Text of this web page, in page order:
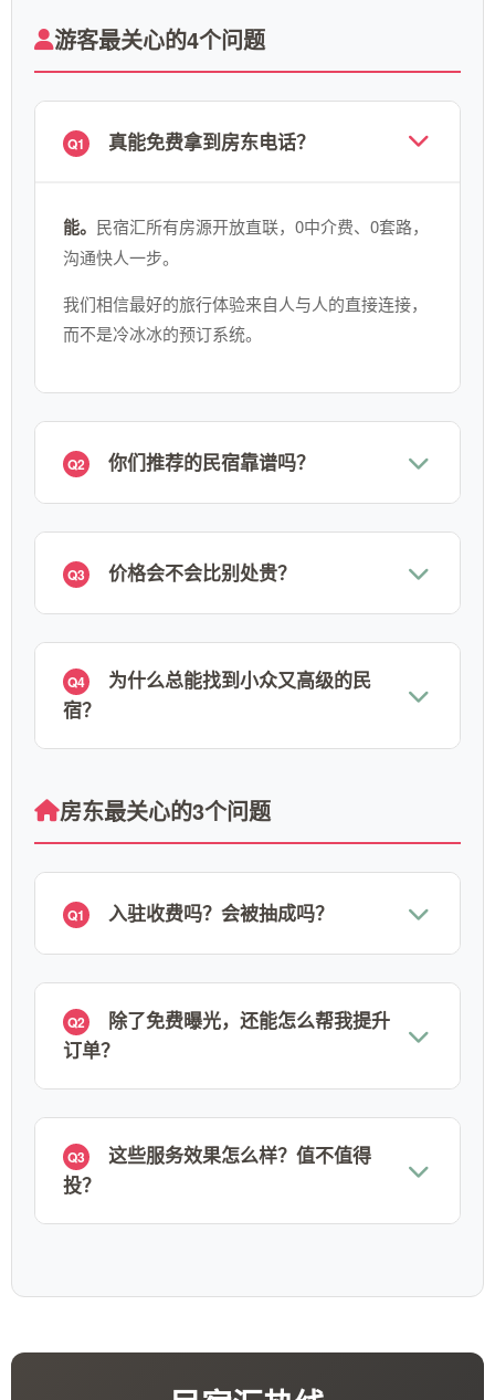
游客最关心的4个问题
Q1 真能免费拿到房东电话？
能。 民宿汇所有房源开放直联，0中介费、0套路，
沟通快人一步。
我们相信最好的旅行体验来自人与人的直接连接，
而不是冷冰冰的预订系统。
Q2 你们推荐的民宿靠谱吗？
Q3 价格会不会比别处贵？
Q4
为什么总能找到小众又高级的民
宿？
房东最关心的3个问题
Q1 入驻收费吗？会被抽成吗？
Q2
除了免费曝光，还能怎么帮我提升
订单？
Q3
这些服务效果怎么样？值不值得
投？